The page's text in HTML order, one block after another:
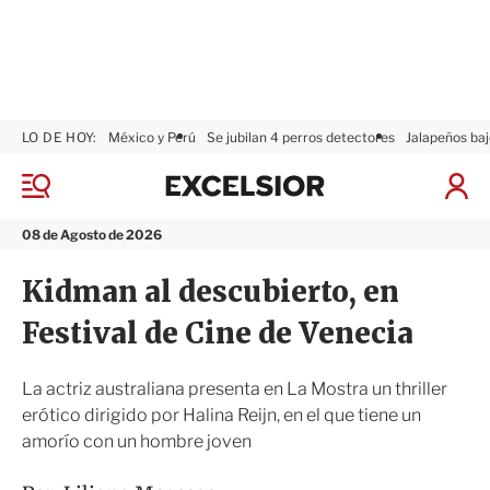
M
n
08 de Agosto de 2026
LO DE HOY: México y Perú Se jubilan 4 perros detectores Jalapeños
I
x
s
i
r
Kidman al descubierto, en
Festival de Cine de Venecia
La actriz australiana presenta en La Mostra un thriller
erótico dirigido por Halina Reijn, en el que tiene un
amorío con un hombre joven